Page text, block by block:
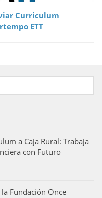
Curriculum
ETT
a Caja Rural: Trabaja
con Futuro
Fundación Once